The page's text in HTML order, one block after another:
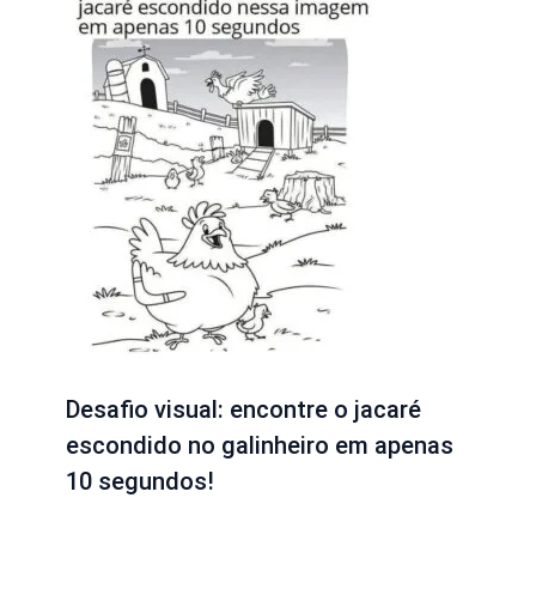
Desafio visual: encontre o jacaré
escondido no galinheiro em apenas
10 segundos!